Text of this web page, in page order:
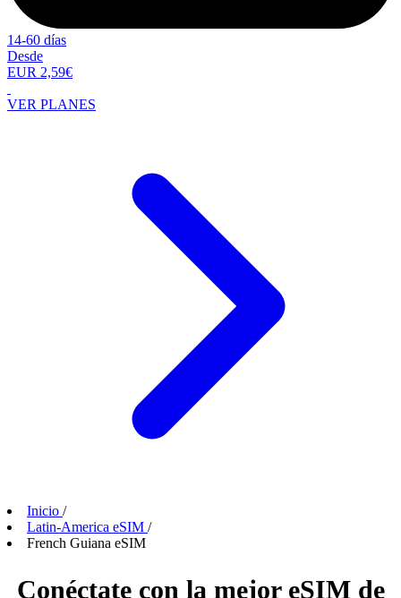
14-60 días
Desde
EUR 2,59€
VER PLANES
Inicio /
Latin-America eSIM /
French Guiana eSIM
Conéctate con la mejor eSIM de